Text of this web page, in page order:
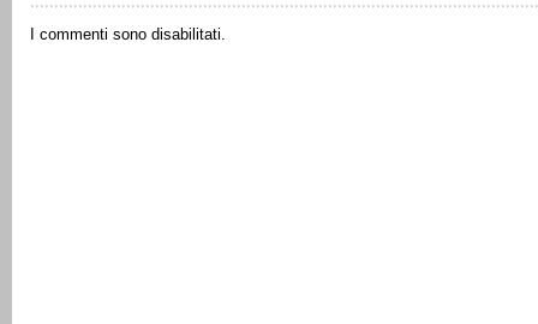
I commenti sono disabilitati.